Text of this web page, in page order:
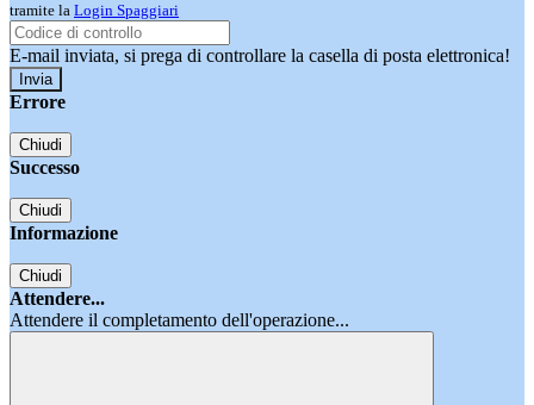
tramite la Login Spaggiari
E-mail inviata, si prega di controllare la casella di posta elettronica!
Errore
Chiudi
Successo
Chiudi
Informazione
Chiudi
Attendere...
Attendere il completamento dell'operazione...